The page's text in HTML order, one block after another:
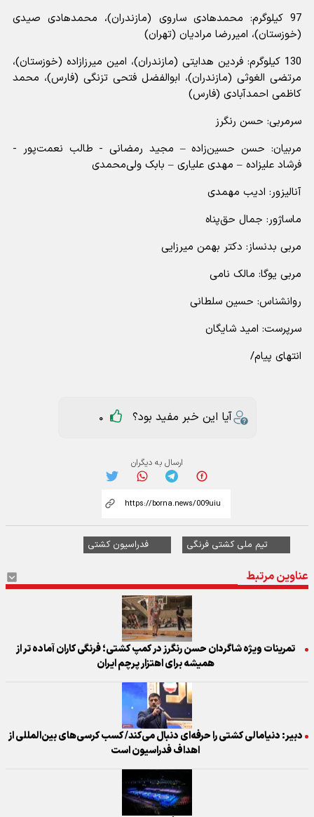
97 کیلوگرم: محمدهادی ساروی (مازندران)، محمدهادی صیدی
(خوزستان)، امیررضا مرادیان (تهران)
130 کیلوگرم: فردین هدایتی (مازندران)، امین میرزازاده (خوزستان)،
مرتضی الغوثی (مازندران)، ابوالفضل فتحی تزنگی (فارس)، محمد
کاظمی احمدآبادی (فارس)
سرمربی: حسن رنگرز
مربیان: حسن حسین‌زاده – مجید رمضانی - طالب نعمت‌پور -
فرشاد علیزاده – مهدی علیاری – بابک ولی‌محمدی
آنالیزور: ادیب مهمدی
ماساژور: جمال حق‌پناه
مربی بدنساز: دکتر بهمن میرزایی
مربی یوگا: مالک نامی
روانشناس: حسین سلطانی
سرپرست: امید شایگان
انتهای پیام/
آیا این خبر مفید بود؟ 0
ارسال به دیگران
تیم ملی کشتی فرنگی فدراسیون کشتی
عناوین مرتبط
تمرینات ویژه شاگردان حسن رنگرز در کمپ کشتی؛ فرنگی کاران آماده تر از
همیشه برای اهتزار پرچم ایران
دبیر: دنیامالی کشتی را حرفه‌ای دنبال می‌کند/ کسب کرسی‌های بین‌المللی از
اهداف فدراسیون است